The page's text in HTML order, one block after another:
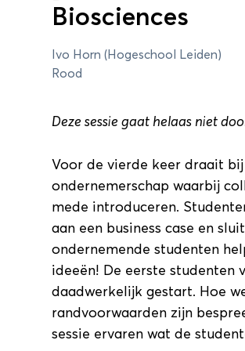
Een competentie?
Geertsema (Hanze)
Biosciences
Ivo Horn (Hogeschool Leiden)
Rood
Deze sessie gaat helaas niet
Voor de vierde keer draait
ondernemerschap waarbij
mede introduceren.
aan een business case en
ondernemende studenten
ideeën! De eerste studenten
daadwerkelijk gestart. Hoe
randvoorwaarden zijn
sessie ervaren wat de